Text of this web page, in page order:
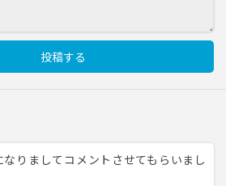
投稿する
りましてコメントさせてもらいまし